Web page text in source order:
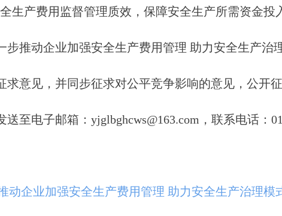
生产费用监督管理质效，保障安全生产所需资金
步推动企业加强安全生产费用管理 助力安全生产治
求意见，并同步征求对公平竞争影响的意见，公开
至电子邮箱：yjglbghcws@163.com，联系电话：
动企业加强安全生产费用管理 助力安全生产治理模